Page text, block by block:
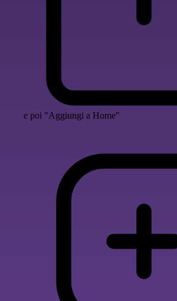
e poi "Aggiungi a Home"